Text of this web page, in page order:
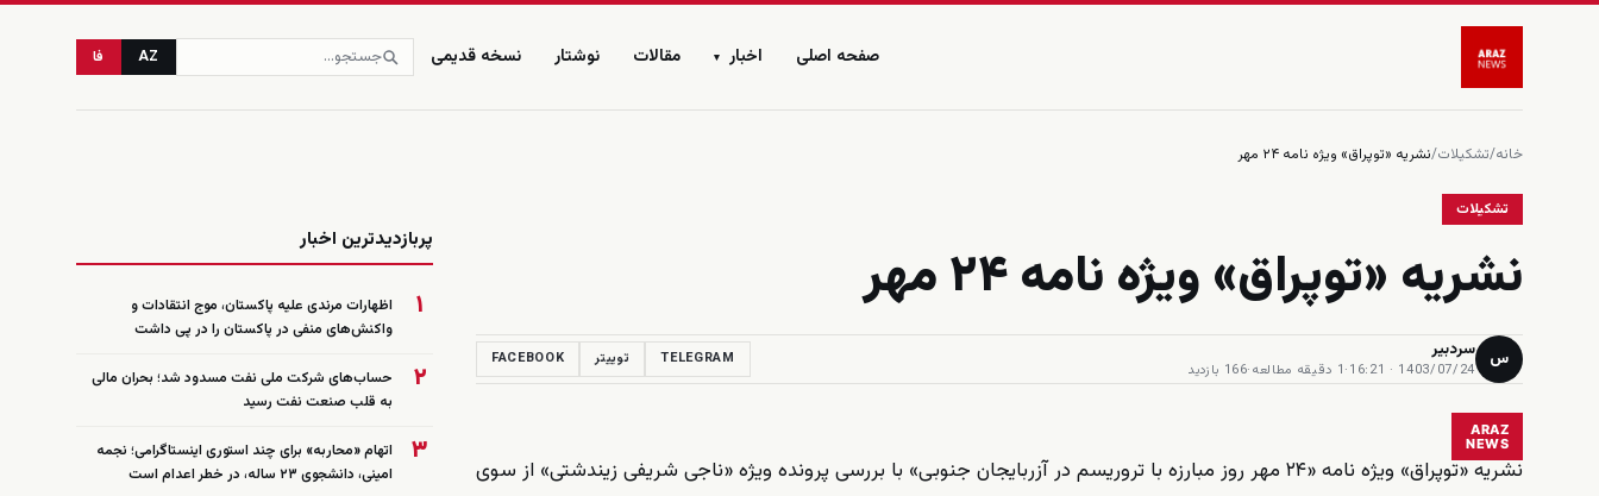
صفحه اصلی اخبار ▾ مقالات نوشتار نسخه قدیمی AZ فا
خانه/تشکیلات/نشریه «توپراق» ویژه نامه ۲۴ مهر
تشکیلات
نشریه «توپراق» ویژه نامه ۲۴ مهر
س سردبیر
1403/07/24 · 16:21
·1 دقیقه مطالعه ·166 بازدید
TELEGRAM توییتر FACEBOOK
ARAZ
NEWS
نشریه «توپراق» ویژه نامه «۲۴ مهر روز مبارزه با تروریسم در آزربایجان جنوبی
» با بررسی پرونده ویژه «ناجی شریفی زیندشتی» از سوی
پربازدیدترین اخبار
۱
اظهارات مرندی علیه پاکستان، موج انتقادات و
واکنش‌های منفی در پاکستان را در پی داشت
۲
حساب‌های شرکت ملی نفت مسدود شد؛ بحران مالی
به قلب صنعت نفت رسید
۳
اتهام «محاربه» برای چند استوری اینستاگرامی؛ نجمه
امینی، دانشجوی ۲۳ ساله، در خطر اعدام است